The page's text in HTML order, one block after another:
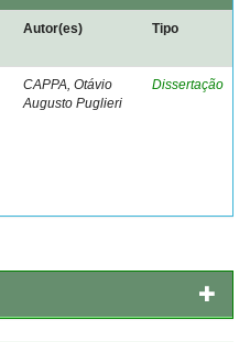
Autor(es) Tipo
CAPPA, Otávio
Augusto Puglieri
Dissertação